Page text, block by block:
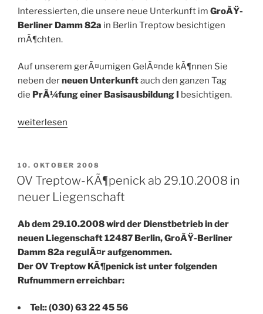
Interessierten, die unsere neue Unterkunft im GroÃŸ-
Berliner Damm 82a in Berlin Treptow besichtigen
mÃ¶chten.
Auf unserem gerÃ¤umigen GelÃ¤nde kÃ¶nnen Sie
neben derneuen Unterkunftauch den ganzen Tag
die PrÃ¼fung einer Basisausbildung I besichtigen.
„Tag
TÃ¼r
beim
THW
Treptow-
KÃ¶penick
am
25.4.09
ab
Uhr“
weiterlesen
VERÖFFENTLICHT
AM
10. OKTOBER 2008
OV Treptow-KÃ¶penick ab 29.10.2008 in
neuer Liegenschaft
Ab dem 29.10.2008 wird der Dienstbetrieb in der
neuen Liegenschaft 12487 Berlin, GroÃŸ-Berliner
Damm 82a regulÃ¤r aufgenommen.
Der OV Treptow KÃ¶penick ist unter folgenden
Rufnummern erreichbar:
Tel:: (030) 63 22 45 56